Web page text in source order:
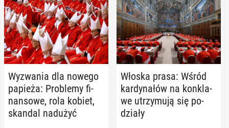
Wy­zwa­nia dla nowego
papieża: Pro­ble­my fi­
nan­so­we, rola kobiet,
skandal nadużyć
Włoska prasa: Wśród
kar­dy­na­łów na kon­kla­
we utrzy­mu­ją się po­
dzia­ły